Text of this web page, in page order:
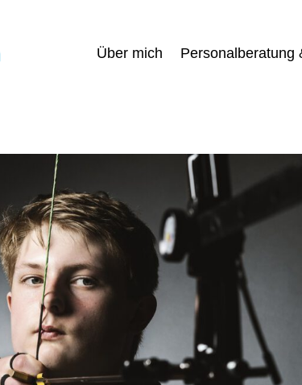
Über mich Personalberatung